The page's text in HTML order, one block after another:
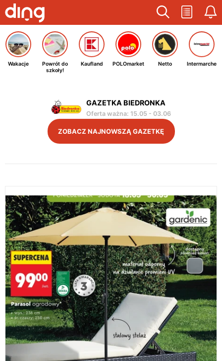
Wakacje
Powrót do
szkoły!
Kaufland POLOmarket Netto Intermarche
GAZETKA BIEDRONKA
Oferta ważna: 15.05 - 03.06
ZOBACZ NAJNOWSZĄ GAZETKĘ